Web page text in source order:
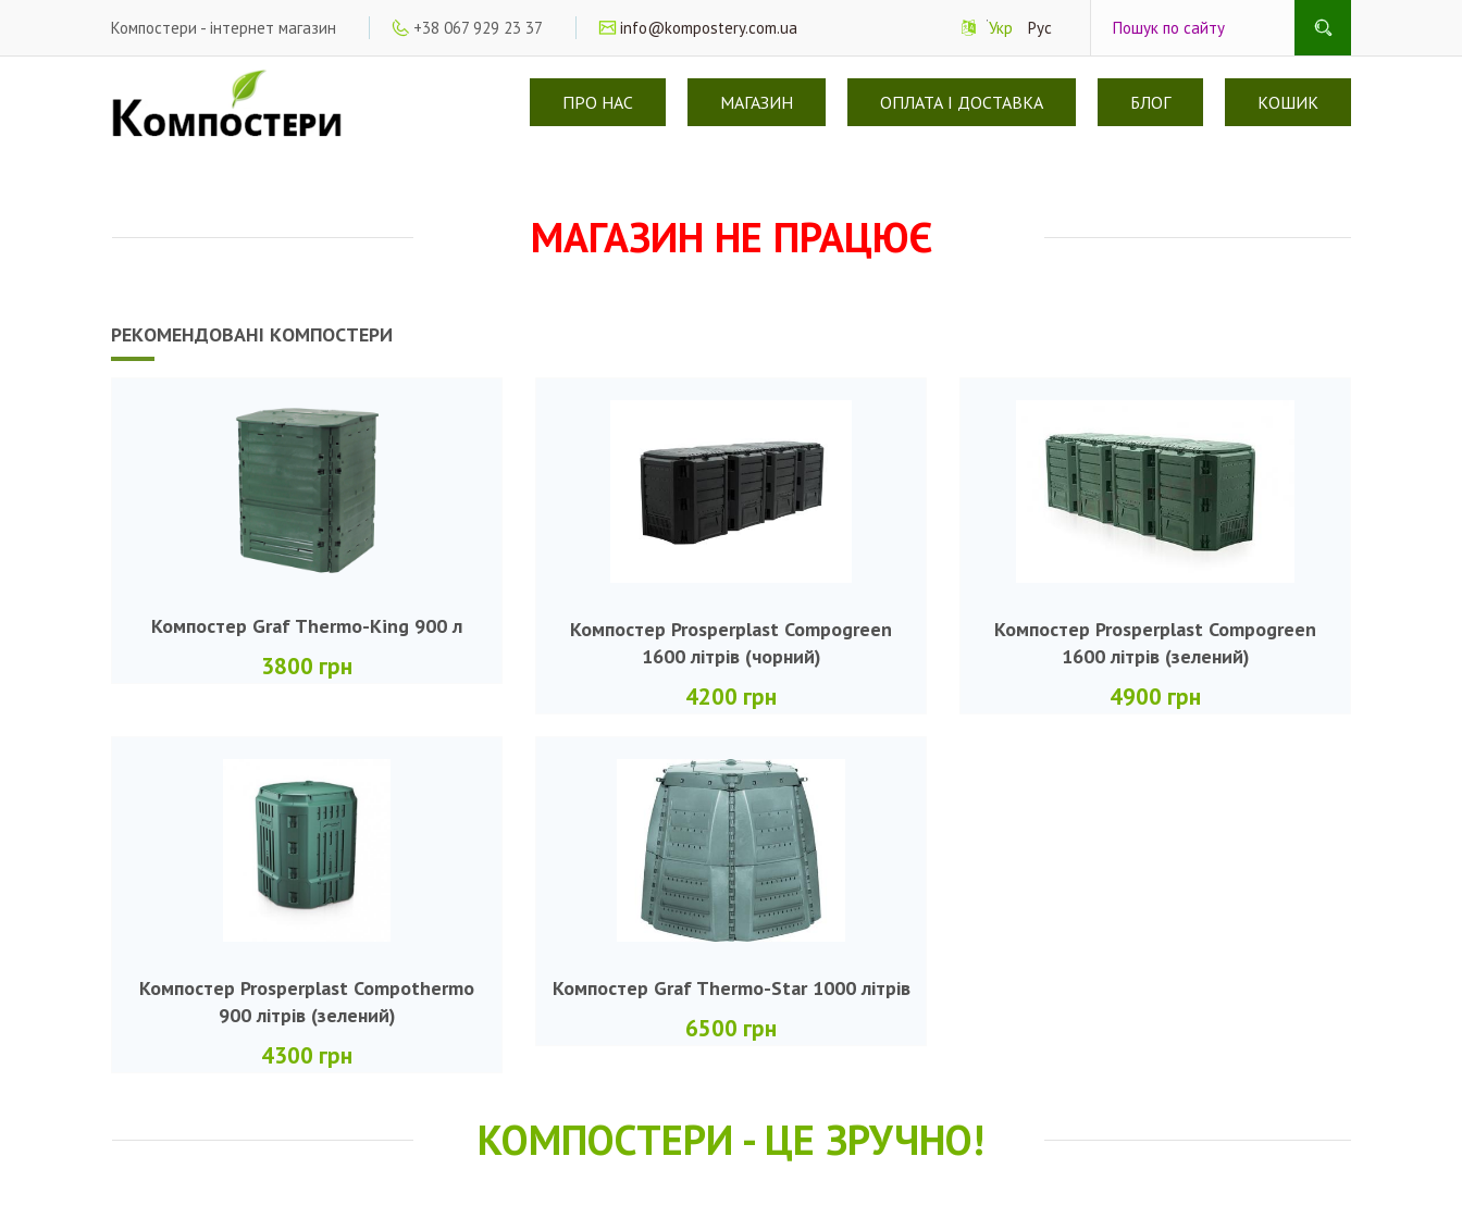
Компостери - інтернет магазин Укр Рус
+38 067 929 23 37 info@kompostery.com.ua
ПРО НАС МАГАЗИН ОПЛАТА І ДОСТАВКА БЛОГ КОШИК
МАГАЗИН НЕ ПРАЦЮЄ
РЕКОМЕНДОВАНІ КОМПОСТЕРИ
Компостер Graf Thermo-King 900 л
3800 грн
Компостер Prosperplast Compogreen
1600 літрів (чорний)
4200 грн
Компостер Prosperplast Compogreen
1600 літрів (зелений)
4900 грн
Компостер Prosperplast Compothermo
900 літрів (зелений)
4300 грн
Компостер Graf Thermo-Star 1000 літрів
6500 грн
КОМПОСТЕРИ - ЦЕ ЗРУЧНО!